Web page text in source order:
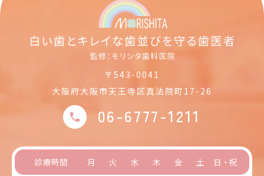
〒543-0041
大阪府大阪市天王寺区真法院町17-26
06-6777-1211
診療時間 月 火 水 木 金 土 日・祝